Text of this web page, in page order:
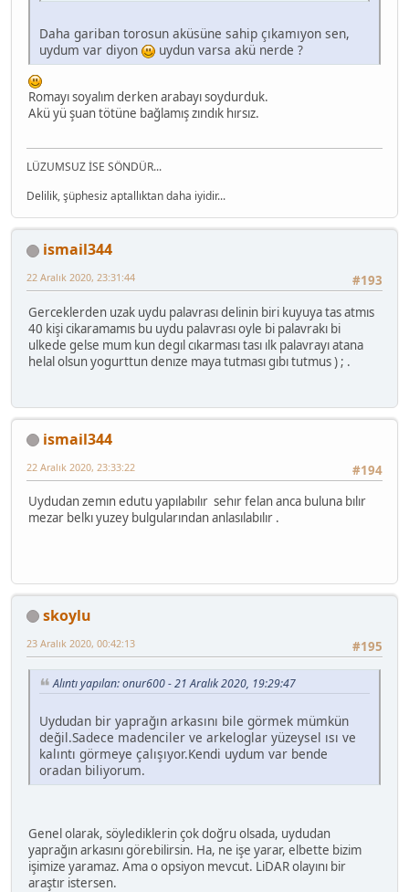
Daha gariban torosun aküsüne sahip çıkamıyon sen,
uydum var diyon
uydun varsa akü nerde ?
Romayı soyalım derken arabayı soydurduk.
Akü yü şuan tötüne bağlamış zındık hırsız.
LÜZUMSUZ İSE SÖNDÜR...
Delilik, şüphesiz aptallıktan daha iyidir...
ismail344
#193
22 Aralık 2020, 23:31:44
Gerceklerden uzak uydu palavrası delinin biri kuyuya tas atmıs
40 kişi cikaramamıs bu uydu palavrası oyle bi palavrakı bi
ulkede gelse mum kun degıl cıkarması tası ılk palavrayı atana
helal olsun yogurttun denıze maya tutması gıbı tutmus ) ; .
ismail344
#194
22 Aralık 2020, 23:33:22
Uydudan zemın edutu yapılabılır sehır felan anca buluna bılır
mezar belkı yuzey bulgularından anlasılabılır .
skoylu
#195
23 Aralık 2020, 00:42:13
Alıntı yapılan: onur600 - 21 Aralık 2020, 19:29:47
Uydudan bir yaprağın arkasını bile görmek mümkün
değil.Sadece madenciler ve arkeloglar yüzeysel ısı ve
kalıntı görmeye çalışıyor.Kendi uydum var bende
oradan biliyorum.
Genel olarak, söylediklerin çok doğru olsada, uydudan
yaprağın arkasını görebilirsin. Ha, ne işe yarar, elbette bizim
işimize yaramaz. Ama o opsiyon mevcut. LiDAR olayını bir
araştır istersen.